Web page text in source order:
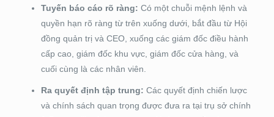
Tuyến báo cáo rõ ràng: Có một chuỗi mệnh lệnh và
quyền hạn rõ ràng từ trên xuống dưới, bắt đầu từ Hội
đồng quản trị và CEO, xuống các giám đốc điều hành
cấp cao, giám đốc khu vực, giám đốc cửa hàng, và
cuối cùng là các nhân viên.
Ra quyết định tập trung: Các quyết định chiến lược
và chính sách quan trọng được đưa ra tại trụ sở chính